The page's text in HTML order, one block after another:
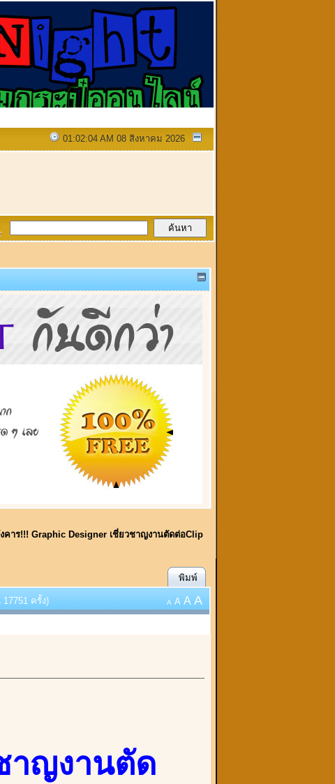
01:02:04 AM 08 สิงหาคม 2026
คาร!!! Graphic Designer เชี่ยวชาญงานตัดต่อClip
พิมพ์
ครั้ง) A A A A
าญงานตัด